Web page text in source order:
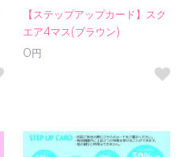
【ステップアップカード】スク
エア4マス(ブラウン)
0円